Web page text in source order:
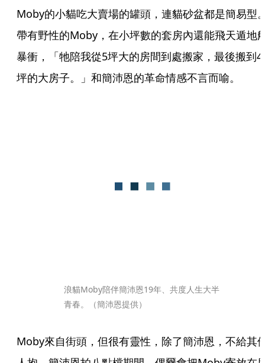
Moby的小貓吃大賣場的罐頭，連貓砂盆都是簡易型
帶有野性的Moby，在小坪數的套房內還能飛天遁地
暴衝，「牠陪我從5坪大的房間到處搬家，最後搬到
坪的大房子。」和簡沛恩的革命情感不言而喻。
浪貓Moby陪伴簡沛恩19年、共度人生大半
青春。（簡沛恩提供）
Moby來自街頭，但很有靈性，除了簡沛恩，不給其